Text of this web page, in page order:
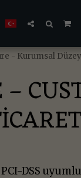
- Kurumsal
DSS